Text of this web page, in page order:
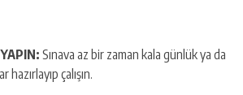
Sınava az bir zaman kala günlük ya da
çalışın.